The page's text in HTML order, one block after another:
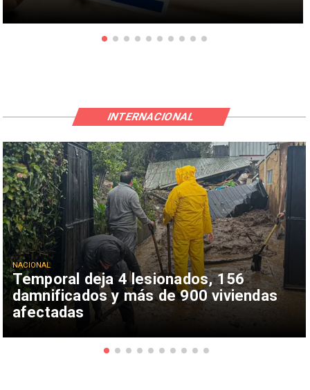
Temporal deja 4 lesionados, 156
damnificados y más de 900 viviendas
afectadas
NACIONAL
INTERNACIONAL